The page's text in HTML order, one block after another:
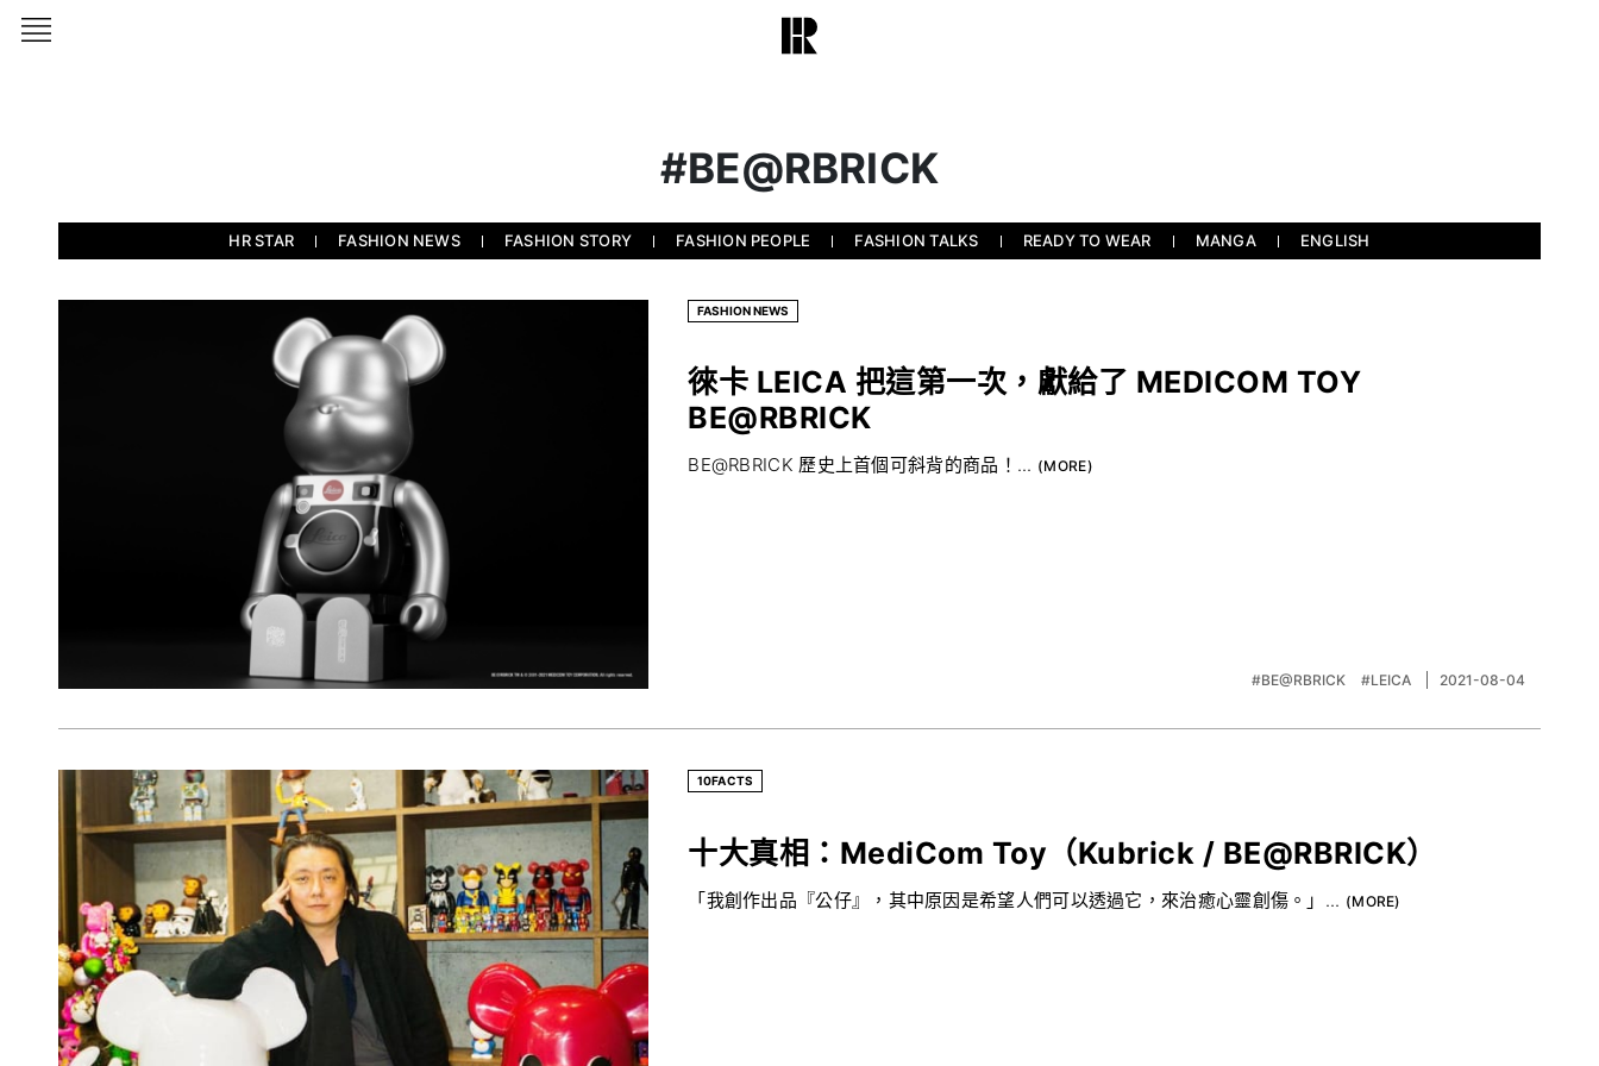
#BE@RBRICK
HR STAR FASHION NEWS FASHION STORY FASHION PEOPLE FASHION TALKS READY TO WEAR MANGA ENGLISH
FASHION NEWS
徠卡 LEICA 把這第一次，獻給了 MEDICOM TOY
BE@RBRICK
BE@RBRICK 歷史上首個可斜背的商品！...
#BE@RBRICK #LEICA 2021-08-04
10FACTS
十大真相：MediCom Toy（Kubrick / BE@RBRICK）
「我創作出品『公仔』，其中原因是希望人們可以透過它，來治癒心靈創傷。」...